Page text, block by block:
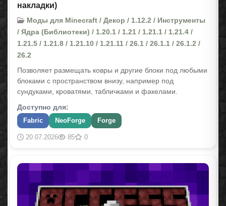
накладки)
Моды для Minecraft / Декор / 1.12.2 / Инструменты
/ Ядра (Библиотеки) / 1.20.1 / 1.21 / 1.21.1 / 1.21.4 /
1.21.5 / 1.21.8 / 1.21.10 / 1.21.11 / 26.1 / 26.1.1 / 26.1.2 /
26.2
Позволяет размещать ковры и другие блоки под любыми
блоками с пространством внизу, например под
сундуками, кроватями, табличками и факелами.
Доступно для:
Fabric NeoForge Forge
20.07.2026 85 0